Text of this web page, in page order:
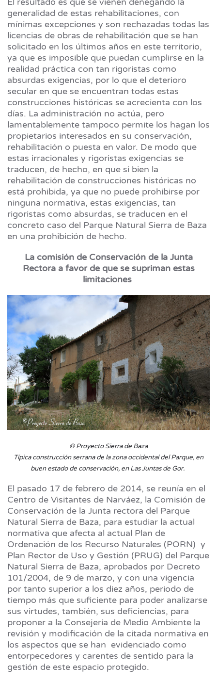
El resultado es que se vienen denegando la
generalidad de estas rehabilitaciones, con
mínimas excepciones y son rechazadas todas las
licencias de obras de rehabilitación que se han
solicitado en los últimos años en este territorio,
ya que es imposible que puedan cumplirse en la
realidad práctica con tan rigoristas como
absurdas exigencias, por lo que el deterioro
secular en que se encuentran todas estas
construcciones históricas se acrecienta con los
días. La administración no actúa, pero
lamentablemente tampoco permite los hagan los
propietarios interesados en su conservación,
rehabilitación o puesta en valor. De modo que
estas irracionales y rigoristas exigencias se
traducen, de hecho, en que si bien la
rehabilitación de construcciones históricas no
está prohibida, ya que no puede prohibirse por
ninguna normativa, estas exigencias, tan
rigoristas como absurdas, se traducen en el
concreto caso del Parque Natural Sierra de Baza
en una prohibición de hecho.
La comisión de Conservación de la Junta
Rectora a favor de que se supriman estas
limitaciones
© Proyecto Sierra de Baza
Típica construcción serrana de la zona occidental del Parque, en
buen estado de conservación, en Las Juntas de Gor.
El pasado 17 de febrero de 2014, se reunía en el
Centro de Visitantes de Narváez, la Comisión de
Conservación de la Junta rectora del Parque
Natural Sierra de Baza, para estudiar la actual
normativa que afecta al actual Plan de
Ordenación de los Recurso Naturales (PORN) y
Plan Rector de Uso y Gestión (PRUG) del Parque
Natural Sierra de Baza, aprobados por Decreto
101/2004, de 9 de marzo, y con una vigencia
por tanto superior a los diez años, periodo de
tiempo más que suficiente para poder analizarse
sus virtudes, también, sus deficiencias, para
proponer a la Consejería de Medio Ambiente la
revisión y modificación de la citada normativa en
los aspectos que se han evidenciado como
entorpecedores y carentes de sentido para la
gestión de este espacio protegido.